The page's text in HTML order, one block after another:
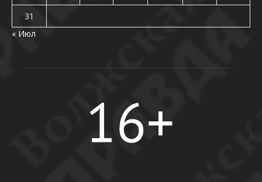
31
« Июл